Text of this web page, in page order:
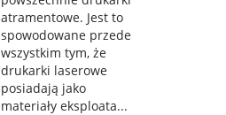
atramentowe. Jest to
spowodowane przede
wszystkim tym, że
drukarki laserowe
posiadają jako
materiały eksploata...